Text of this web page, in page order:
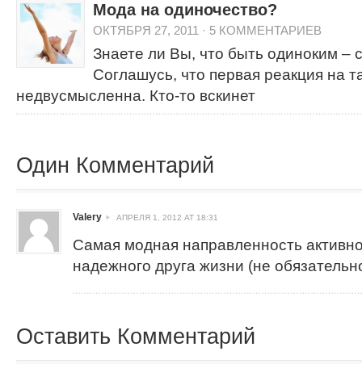
Мода на одиночество?
ОКТЯБРЯ 27, 2011 · 5 КОММЕНТАРИЕВ
Знаете ли Вы, что быть одиноким –
Соглашусь, что первая реакция на
недвусмысленна. Кто-то вскинет
Один Комментарий
Valery АПРЕЛЯ 1, 2012 AT 18:31
Самая модная направленность
надежного друга жизни (не
Оставить Комментарий